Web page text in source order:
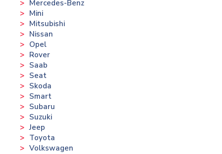
Mercedes-Benz
Mini
Mitsubishi
Nissan
Opel
Rover
Saab
Seat
Skoda
Smart
Subaru
Suzuki
Jeep
Toyota
Volkswagen